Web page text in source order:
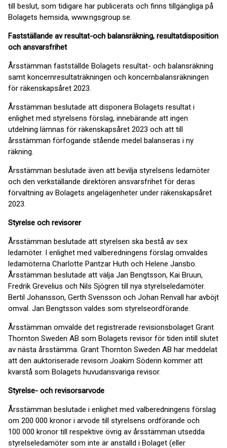
till beslut, som tidigare har publicerats och finns tillgängliga på
Bolagets hemsida, www.ngsgroup.se.
Fastställande av resultat-och balansräkning, resultatdisposition
och ansvarsfrihet
Årsstämman fastställde Bolagets resultat- och balansräkning
samt koncernresultaträkningen och koncernbalansräkningen
för räkenskapsåret 2023.
Årsstämman beslutade att disponera Bolagets resultat i
enlighet med styrelsens förslag, innebärande att ingen
utdelning lämnas för räkenskapsåret 2023 och att till
årsstämman förfogande stående medel balanseras i ny
räkning.
Årsstämman beslutade även att bevilja styrelsens ledamöter
och den verkställande direktören ansvarsfrihet för deras
förvaltning av Bolagets angelägenheter under räkenskapsåret
2023.
Styrelse och revisorer
Årsstämman beslutade att styrelsen ska bestå av sex
ledamöter. I enlighet med valberedningens förslag omvaldes
ledamöterna Charlotte Pantzar Huth och Helene Jansbo.
Årsstämman beslutade att välja Jan Bengtsson, Kai Bruun,
Fredrik Grevelius och Nils Sjögren till nya styrelseledamöter.
Bertil Johansson, Gerth Svensson och Johan Renvall har avböjt
omval. Jan Bengtsson valdes som styrelseordförande.
Årsstämman omvalde det registrerade revisionsbolaget Grant
Thornton Sweden AB som Bolagets revisor för tiden intill slutet
av nästa årsstämma. Grant Thornton Sweden AB har meddelat
att den auktoriserade revisorn Joakim Söderin kommer att
kvarstå som Bolagets huvudansvariga revisor.
Styrelse- och revisorsarvode
Årsstämman beslutade i enlighet med valberedningens förslag
om 200 000 kronor i arvode till styrelsens ordförande och
100 000 kronor till respektive övrig av årsstämman utsedda
styrelseledamöter som inte är anställd i Bolaget (eller